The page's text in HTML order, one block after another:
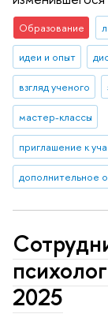
Образование
идеи и опыт
взгляд ученого
мастер-классы
приглашение к
дополнительное
2025